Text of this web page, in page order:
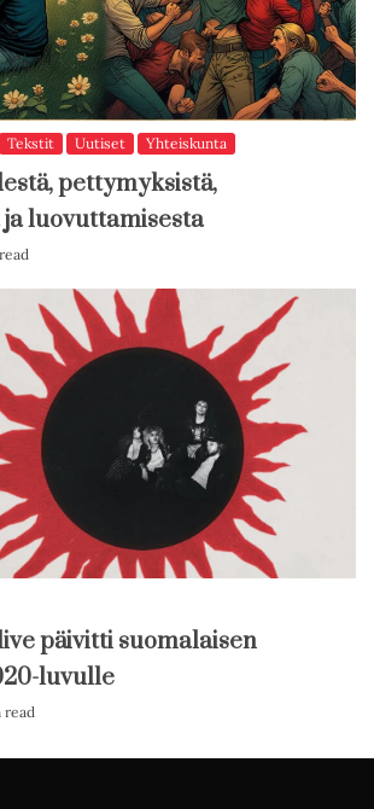
Tekstit Uutiset Yhteiskunta
pettymyksistä,
luovuttamisesta
päivitti suomalaisen
luvulle
read